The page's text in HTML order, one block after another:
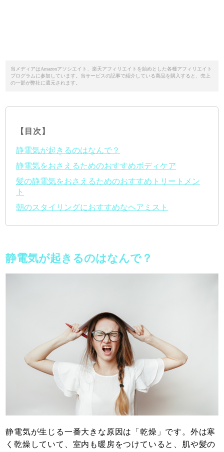
当メディアはAmazonアソシエイト、楽天アフィリエイトを始めとした各種アフィリエイト
プログラムに参加しています。当サービスの記事で紹介している商品を購入すると、売上
の一部が弊社に還元されます。
【目次】
静電気が起きるのはなんで？
静電気をおさえるためのおすすめボディケア
髪の静電気をおさえるためのおすすめトリートメン
ト
朝のスタイリングにおすすめなヘアミスト
静電気が起きるのはなんで？
静電気が生じる一番大きな原因は「乾燥」です。外は寒
く乾燥していて、室内も暖房をつけていると、肌や髪の